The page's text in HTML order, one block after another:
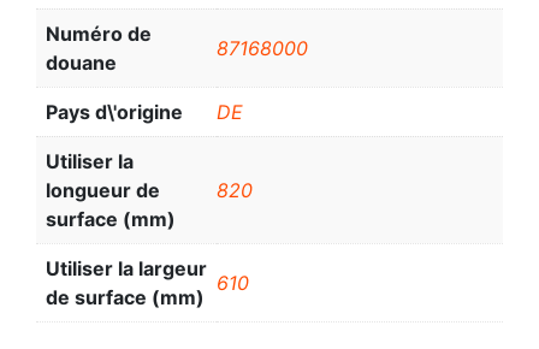
Numéro de
douane
87168000
Pays d\'origine DE
Utiliser la
longueur de
surface (mm)
820
Utiliser la largeur
de surface (mm)
610